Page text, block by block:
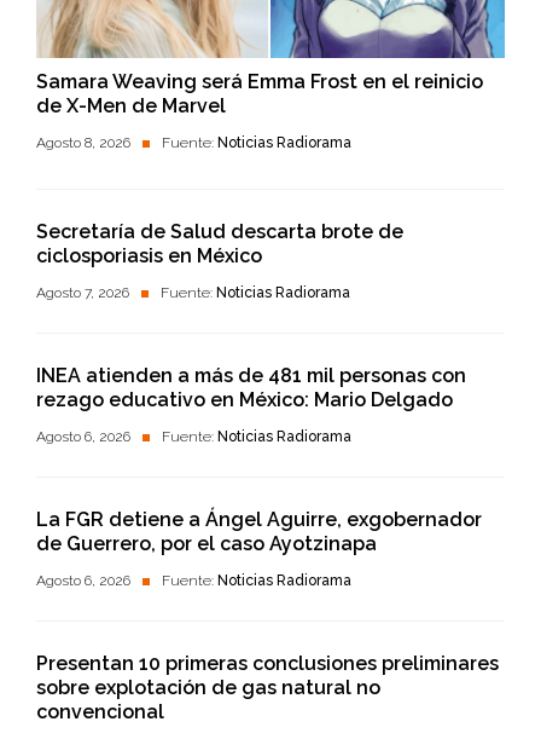
Samara Weaving será Emma Frost en el reinicio
de X-Men de Marvel
Agosto 8, 2026 Fuente: Noticias Radiorama
Secretaría de Salud descarta brote de
ciclosporiasis en México
Agosto 7, 2026 Fuente: Noticias Radiorama
INEA atienden a más de 481 mil personas con
rezago educativo en México: Mario Delgado
Agosto 6, 2026 Fuente: Noticias Radiorama
La FGR detiene a Ángel Aguirre, exgobernador
de Guerrero, por el caso Ayotzinapa
Agosto 6, 2026 Fuente: Noticias Radiorama
Presentan 10 primeras conclusiones preliminares
sobre explotación de gas natural no
convencional